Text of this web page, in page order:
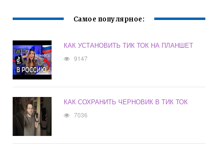
Самое популярное:
КАК УСТАНОВИТЬ ТИК ТОК НА ПЛАНШЕТ
9147
КАК СОХРАНИТЬ ЧЕРНОВИК В ТИК ТОК
7036